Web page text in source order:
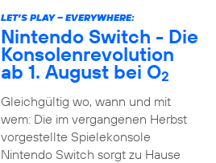
LET’S PLAY – EVERYWHERE:
Nintendo Switch - Die
Konsolenrevolution
ab 1. August bei O2
Gleichgültig wo, wann und mit
wem: Die im vergangenen Herbst
vorgestellte Spielekonsole
Nintendo Switch sorgt zu Hause